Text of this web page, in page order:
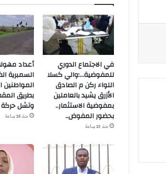
في الاجتماع الدوري
للمفوضية…:والي كسلا
اللواء ركن م الصادق
الأزرق يشيد بالعاملين
بمفوضية الاستثمار..
بحضور المفوض..
منذ 15 ساعة
أعداد
السمبرية
المواطنين
بطريق
وتشل حركة
منذ 16 ساعة